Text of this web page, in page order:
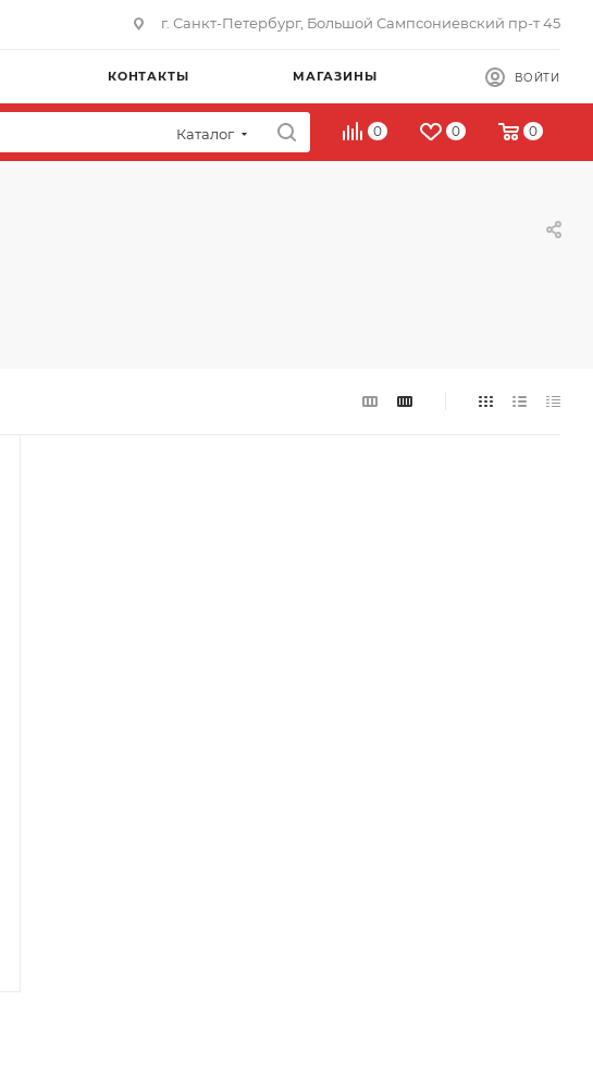
г. Санкт-Петербург, Большой Сампсониевский пр-т 45
КОНТАКТЫ МАГАЗИНЫ ВОЙТИ
Каталог 0 0 0